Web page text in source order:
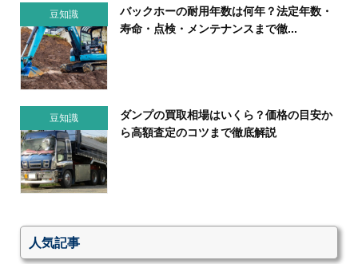
豆知識
バックホーの耐用年数は何年？法定年数・
寿命・点検・メンテナンスまで徹...
豆知識
ダンプの買取相場はいくら？価格の目安か
ら高額査定のコツまで徹底解説
人気記事